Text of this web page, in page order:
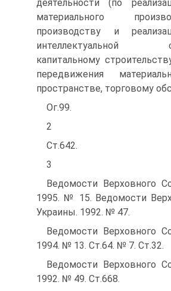
деятельности (по
материального
производству и
интеллектуальной
капитальному
передвижения
пространстве, торговому
Ог.99.
2
Ст.642.
3
Ведомости Верховного
1995. № 15. Ведомости
Украины. 1992. № 47.
Ведомости Верховного
1994. № 13. Ст.64. № 7. Ст.32.
Ведомости Верховного
1992. № 49. Ст.668.